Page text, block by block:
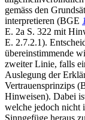
gemäss den
interpretieren (BGE
E. 2a S. 322 mit
E. 2.7.2.1).
übereinstimmende
zweiter Linie, falls
Auslegung der
Vertrauensprinzips
Hinweisen). Dabei
welche jedoch nicht
Sinngefüge heraus